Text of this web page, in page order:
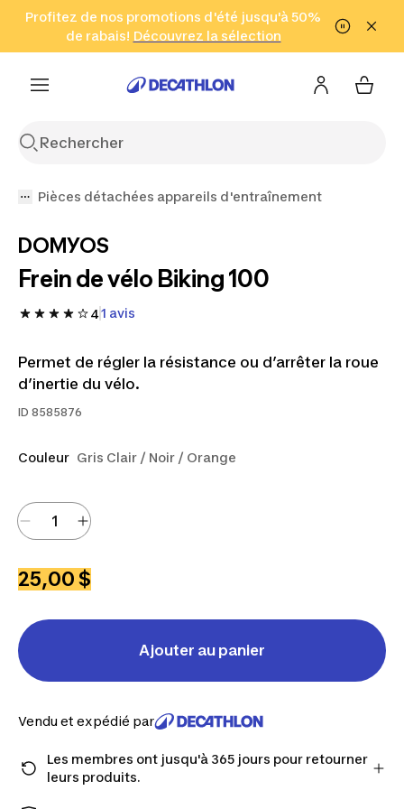
Aller à la recherche Aller au contenu Aller au pied de
Profitez de nos promotions d'été jusqu'à 50%
de rabais! Découvrez la sélection
Cliquez ici
en seulement 2 h!
(Zones sélectionnées)
Pièces détachées appareils d'entraînement
DOMYOS
Frein de vélo Biking 100
41 avis
Permet de régler la résistance ou d’arrêter la roue
d’inertie du vélo.
ID 8585876
Couleur Gris Clair / Noir / Orange
25,00 $
Ajouter au panier
Vendu et expédié par
Les membres ont jusqu'à 365 jours pour retourner
leurs produits.